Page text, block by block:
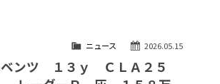
自動車保険
リクルート
2026.05.15
ニュース
ベンツ １３ｙ ＣＬＡ２５